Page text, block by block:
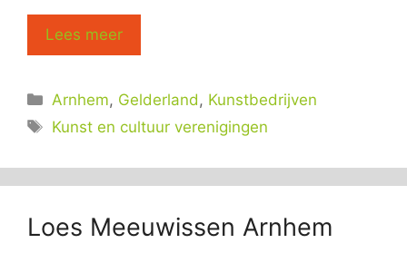
Lees meer
Categorieën
Arnhem, Gelderland , Kunstbedrijven
Tags
Kunst en cultuur verenigingen
Loes Meeuwissen Arnhem